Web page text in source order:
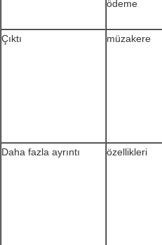
ödeme
Çıktı
müzakere
Daha fazla ayrıntı özellikleri